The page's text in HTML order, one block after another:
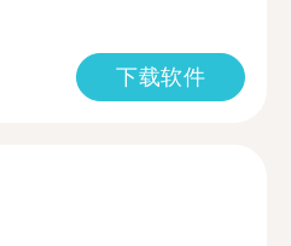
下载软件